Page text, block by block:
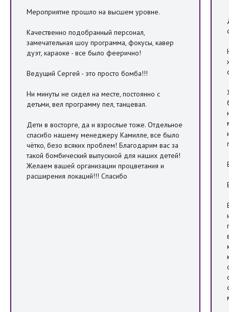
Мероприятие прошло на высшем уровне.
Качественно подобранный персонал,
замечательная шоу программа, фокусы, кавер
дуэт, караоке - все было феерично!
Ведущий Сергей - это просто бомба!!!
Ни минуты не сидел на месте, постоянно с
детьми, вел программу пел, танцевал.
Дети в восторге, да и взрослые тоже. Отдельное
спасибо нашему менеджеру Камилле, все было
чётко, безо всяких проблем! Благодарим вас за
такой бомбический выпускной для наших детей!
Желаем вашей организации процветания и
расширения локаций!!! Спасибо